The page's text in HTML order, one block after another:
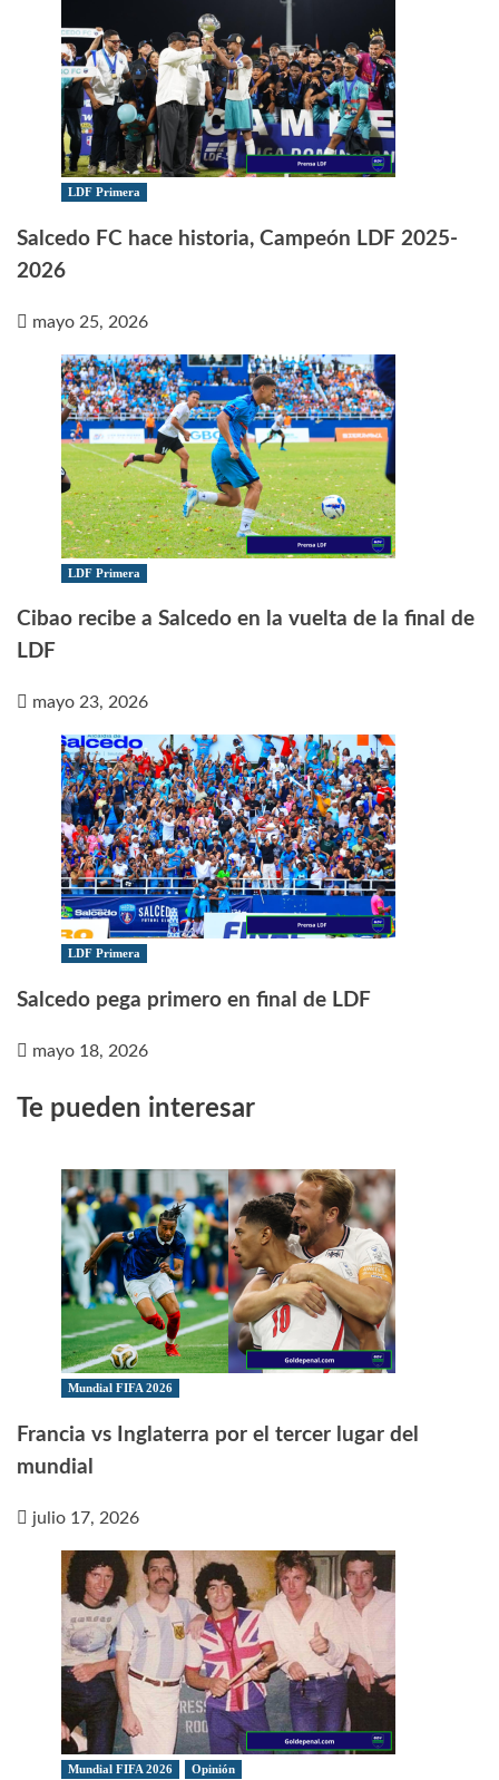
LDF Primera
Salcedo FC hace historia, Campeón LDF 2025-
2026
mayo 25, 2026
LDF Primera
Cibao recibe a Salcedo en la vuelta de la final de
LDF
mayo 23, 2026
LDF Primera
Salcedo pega primero en final de LDF
mayo 18, 2026
Te pueden interesar
Mundial FIFA 2026
Francia vs Inglaterra por el tercer lugar del
mundial
julio 17, 2026
Mundial FIFA 2026 Opinión